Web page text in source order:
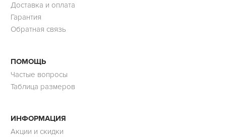
Доставка и оплата
Гарантия
Обратная связь
ПОМОЩЬ
Частые вопросы
Таблица размеров
ИНФОРМАЦИЯ
Акции и скидки